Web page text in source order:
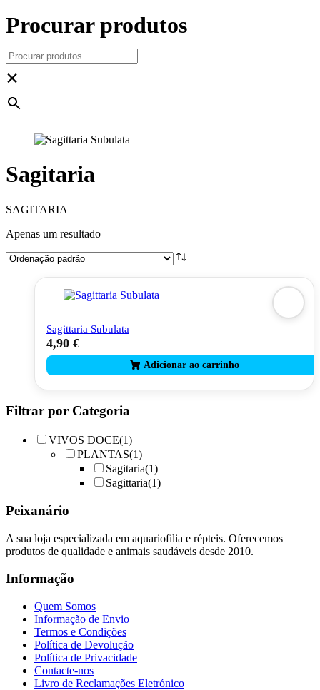
Procurar produtos
×
Sagitaria
SAGITARIA
Apenas um resultado
Sagittaria Subulata
4,90 €
Filtrar por Categoria
VIVOS DOCE(1)
PLANTAS(1)
Sagitaria(1)
Sagittaria(1)
Peixanário
A sua loja especializada em aquariofilia e répteis. Oferecemos
produtos de qualidade e animais saudáveis desde 2010.
Informação
Quem Somos
Informação de Envio
Termos e Condições
Política de Devolução
Política de Privacidade
Contacte-nos
Livro de Reclamações Eletrónico